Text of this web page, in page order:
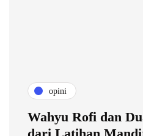
opini
Wahyu Rofi dan